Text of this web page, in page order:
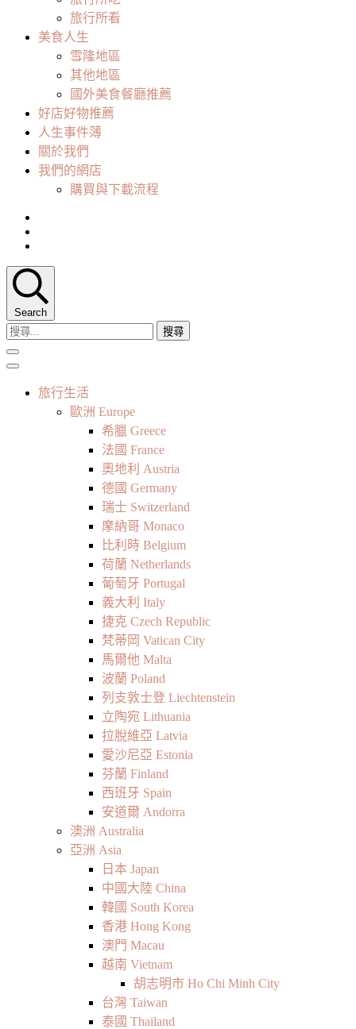
旅行所看
美食人生
雪隆地區
其他地區
國外美食餐廳推薦
好店好物推薦
人生事件簿
關於我們
我們的網店
購買與下載流程
Search
搜
尋
關
旅行生活
歐洲 Europe
希臘 Greece
法國 France
奧地利 Austria
德國 Germany
瑞士 Switzerland
摩納哥 Monaco
比利時 Belgium
荷蘭 Netherlands
葡萄牙 Portugal
義大利 Italy
捷克 Czech Republic
梵蒂岡 Vatican City
馬爾他 Malta
波蘭 Poland
列支敦士登 Liechtenstein
立陶宛 Lithuania
拉脫維亞 Latvia
愛沙尼亞 Estonia
芬蘭 Finland
西班牙 Spain
安道爾 Andorra
澳洲 Australia
亞洲 Asia
日本 Japan
中國大陸 China
韓國 South Korea
香港 Hong Kong
澳門 Macau
越南 Vietnam
胡志明市 Ho Chi Minh City
台灣 Taiwan
泰國 Thailand